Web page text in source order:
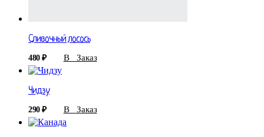
Сливочный лосось
480₽ В Заказ
Чидзу
290₽ В Заказ